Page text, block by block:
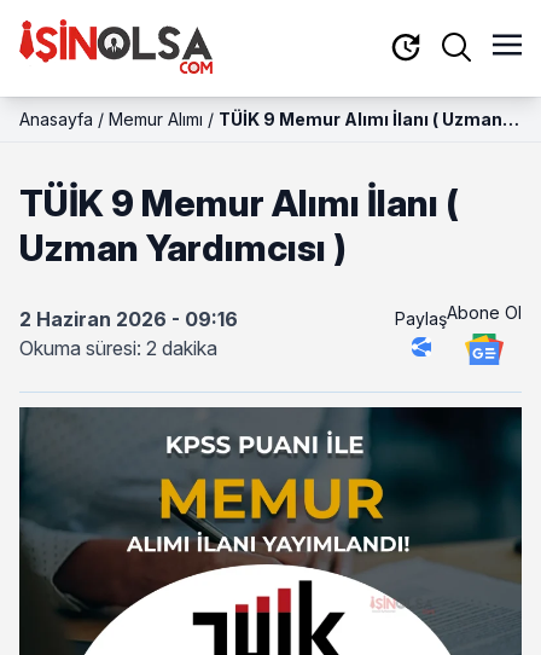
Anasayfa / Memur Alımı / TÜİK 9 Memur Alımı İlanı ( Uzman
TÜİK 9 Memur Alımı İlanı (
Uzman Yardımcısı )
2 Haziran 2026 - 09:16
Okuma süresi: 2 dakika
PaylaşAbone Ol